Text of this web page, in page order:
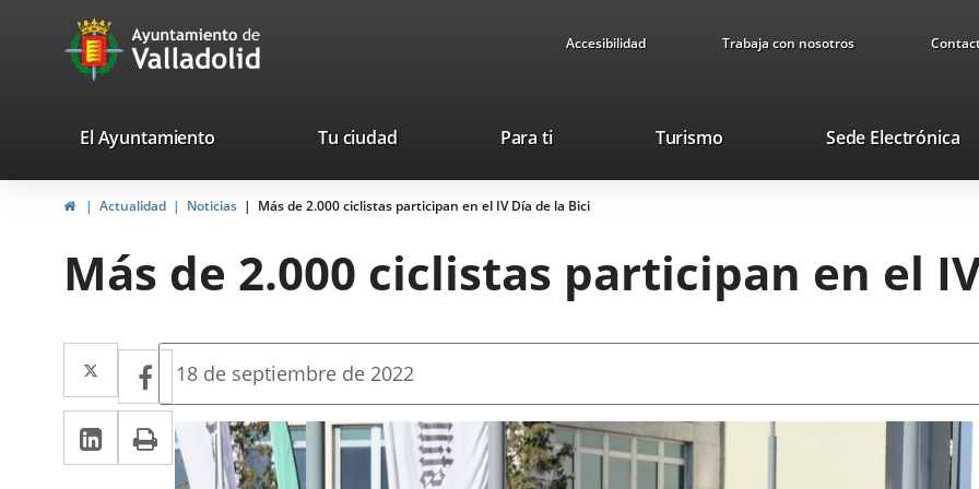
Portal
Web
Ayuntamiento
de
Valladolid
Accesibilidad Trabaja con nosotros
valladolid.es
El Ayuntamiento Tu ciudad Para ti TurismoThis
will
pop-
up
Sede Electrónica
HomeActualidad Noticias Más de 2.000 ciclistas participan en el IV Día de la Bici
Más de 2.000 ciclistas participan en el
Twitter
Enlace
a
una
aplicación
Facebook
Enlace
a
una
aplicación
Linkedin
Enlace
a
Print
Fecha
la
noticia
18 de septiembre de 2022